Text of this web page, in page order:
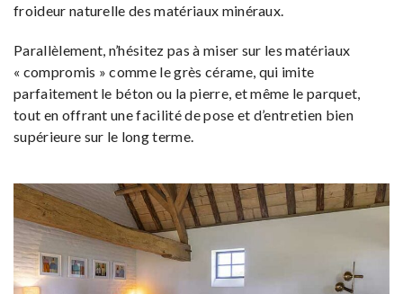
froideur naturelle des matériaux minéraux.
Parallèlement, n’hésitez pas à miser sur les matériaux
« compromis » comme le grès cérame, qui imite
parfaitement le béton ou la pierre, et même le parquet,
tout en offrant une facilité de pose et d’entretien bien
supérieure sur le long terme.